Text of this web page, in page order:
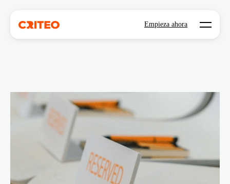
Empieza ahora Open